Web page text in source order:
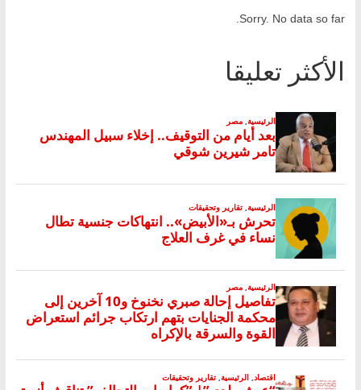
Sorry. No data so far.
الأكثر تعليقا